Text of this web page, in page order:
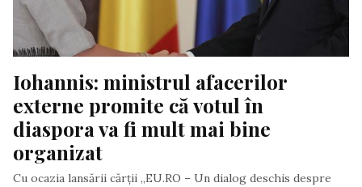
Iohannis: ministrul afacerilor
externe promite că votul în
diaspora va fi mult mai bine
organizat
Cu ocazia lansării cărții „EU.RO – Un dialog deschis despre